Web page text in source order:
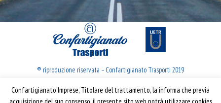
® riproduzione riservata – Confartigianato Trasporti 2019
Confartigianato Trasporti
Confartigianato Imprese, Titolare del trattamento, la informa che previa